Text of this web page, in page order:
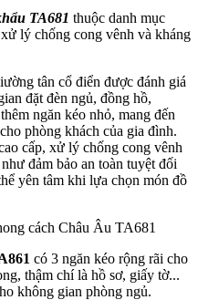
TA681 thuộc danh mục
lý chống cong vênh và kháng
tân cổ điển được đánh giá
đặt đèn ngủ, đồng hồ,
ngăn kéo nhỏ, mang đến
phòng khách của gia đình.
cấp, xử lý chống cong vênh
đảm bảo an toàn tuyệt đối
yên tâm khi lựa chọn món đồ
có 3 ngăn kéo rộng rãi cho
thậm chí là hồ sơ, giấy tờ...
không gian phòng ngủ.